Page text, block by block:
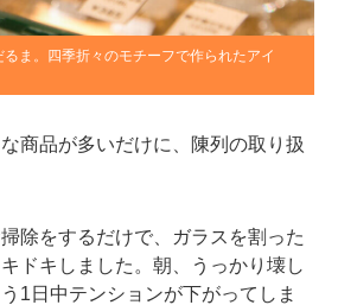
ま。四季折々のモチーフで作られたアイ
商品が多いだけに、陳列の取り扱
除をするだけで、ガラスを割った
ドキしました。朝、うっかり壊し
1日中テンションが下がってしま